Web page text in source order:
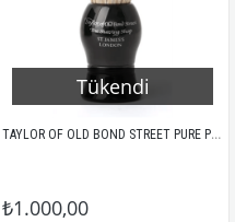
Tükendi
TAYLOR OF OLD BOND STREET PURE PORSUK KILI TIRAŞ FIRÇASI 1020 SİYAH REÇİNE SAP
₺1.000,00